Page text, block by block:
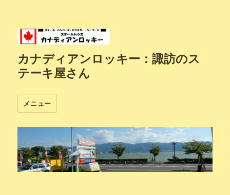
カナディアンロッキー：諏訪のス
テーキ屋さん
メニュー